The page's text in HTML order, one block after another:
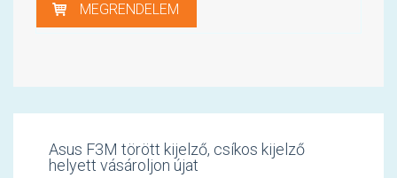
MEGRENDELEM
Asus F3M törött kijelző, csíkos kijelző
helyett vásároljon újat